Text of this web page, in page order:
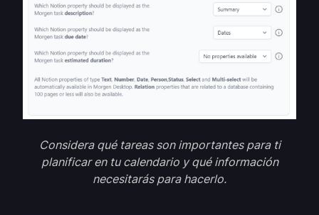
Considera qué tareas son importantes para ti
planificar en tu calendario y qué información
necesitarás para hacerlo.